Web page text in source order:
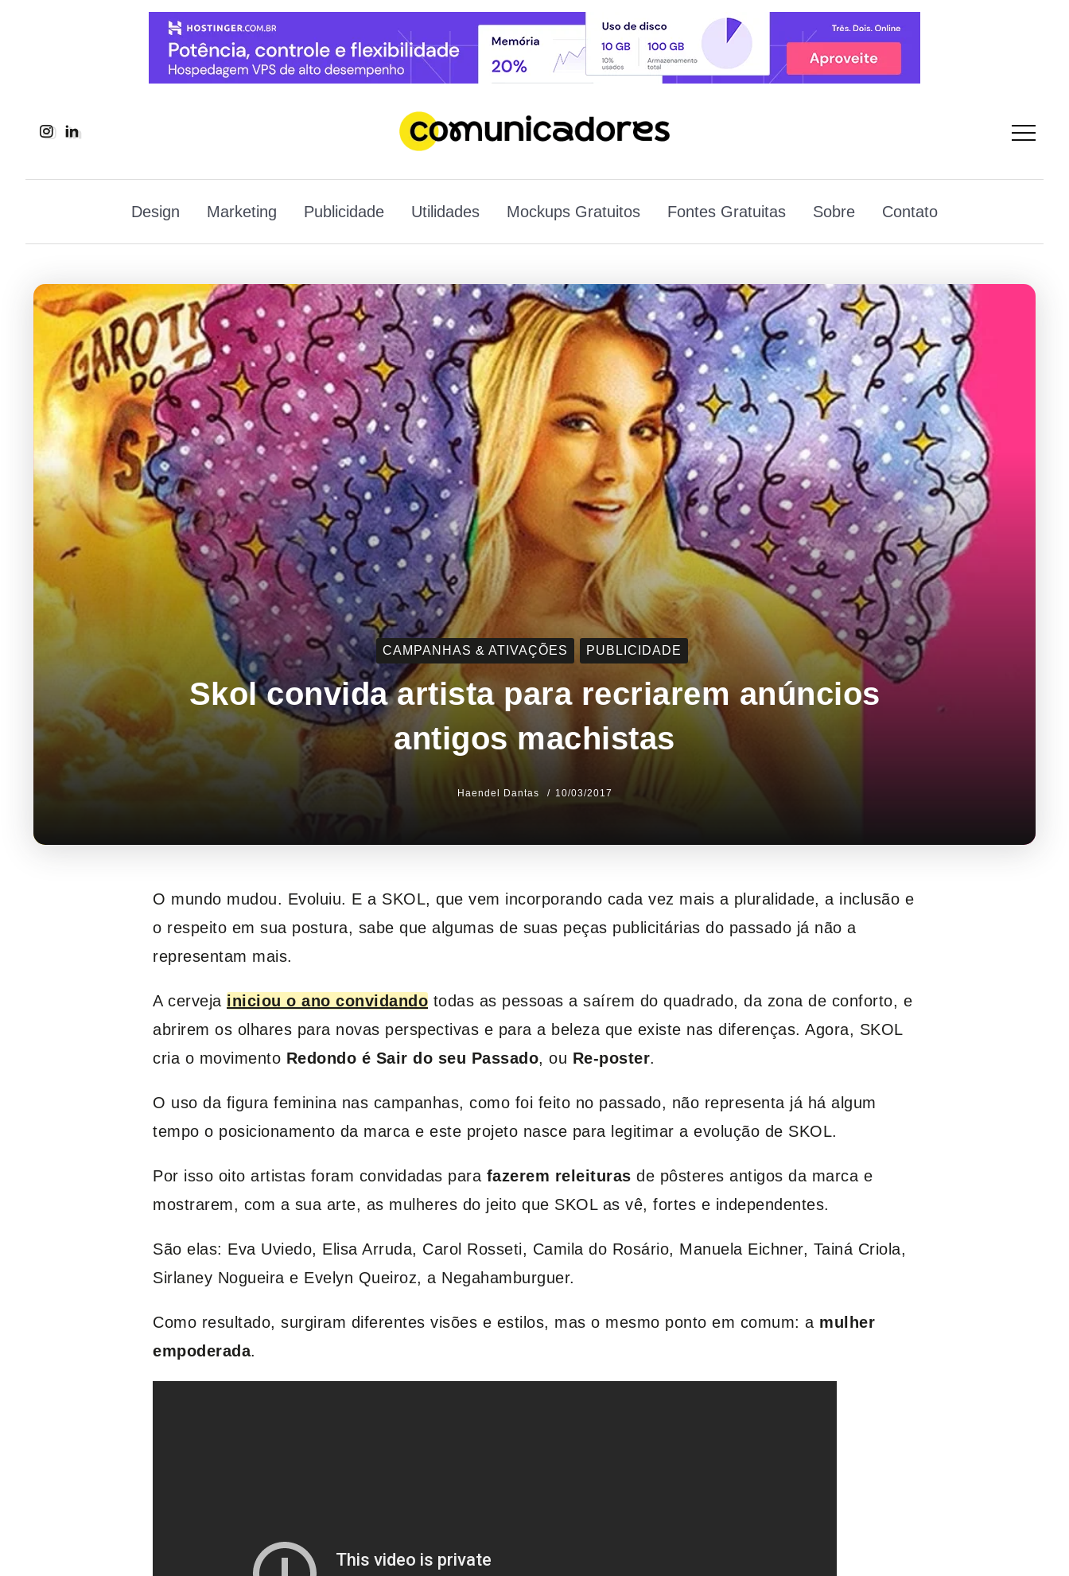
Design Marketing Publicidade Utilidades Mockups Gratuitos Fontes Gratuitas Sobre Contato
CAMPANHAS & ATIVAÇÕES PUBLICIDADE
Skol convida artista para recriarem anúncios
antigos machistas
Haendel Dantas 10/03/2017
O mundo mudou. Evoluiu. E a SKOL, que vem incorporando cada vez mais a pluralidade, a inclusão e
o respeito em sua postura, sabe que algumas de suas peças publicitárias do passado já não a
representam mais.
A cerveja iniciou o ano convidando todas as pessoas a saírem do quadrado, da zona de conforto, e
abrirem os olhares para novas perspectivas e para a beleza que existe nas diferenças. Agora, SKOL
cria o movimento Redondo é Sair do seu Passado, ou Re-poster.
O uso da figura feminina nas campanhas, como foi feito no passado, não representa já há algum
tempo o posicionamento da marca e este projeto nasce para legitimar a evolução de SKOL.
Por isso oito artistas foram convidadas para fazerem releituras de pôsteres antigos da marca e
mostrarem, com a sua arte, as mulheres do jeito que SKOL as vê, fortes e independentes.
São elas: Eva Uviedo, Elisa Arruda, Carol Rosseti, Camila do Rosário, Manuela Eichner, Tainá Criola,
Sirlaney Nogueira e Evelyn Queiroz, a Negahamburguer.
Como resultado, surgiram diferentes visões e estilos, mas o mesmo ponto em comum: a mulher
empoderada.